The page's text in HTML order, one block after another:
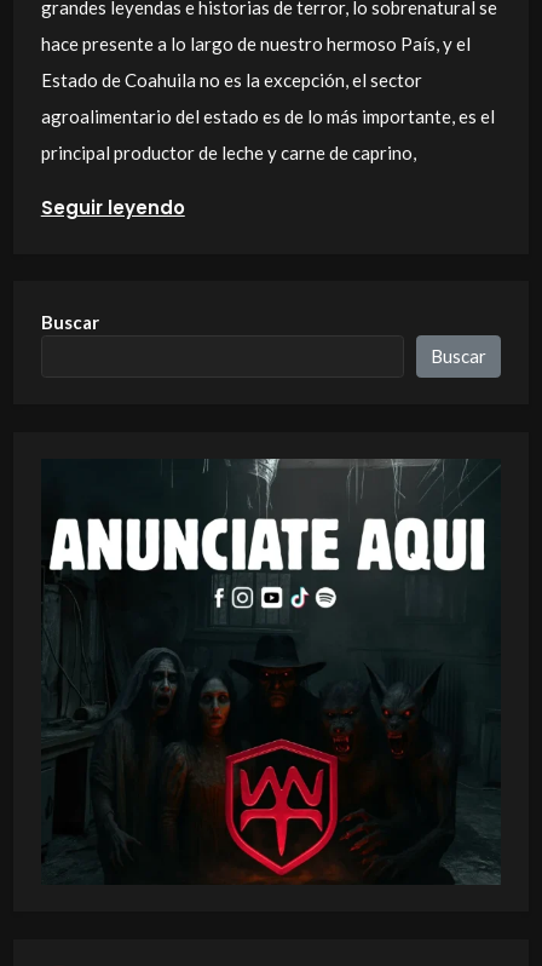
grandes leyendas e historias de terror, lo sobrenatural se
hace presente a lo largo de nuestro hermoso País, y el
Estado de Coahuila no es la excepción, el sector
agroalimentario del estado es de lo más importante, es el
principal productor de leche y carne de caprino,
Seguir leyendo
Buscar
Buscar